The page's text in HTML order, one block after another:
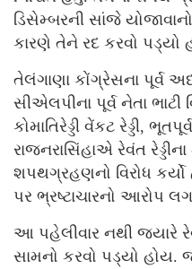
ડિસેમ્બરની સાંજે યોજાવાનો
કારણે તેને રદ કરવો પડ્યો
તેલંગાણા કોંગ્રેસના પૂર્વ
સીએલપીના પૂર્વ નેતા ભાટી
કોમાતિરેડ્ડી વેંકટ રેડ્ડી,
રાજનરાસિંહાએ રેવંત
શપથગ્રહણનો વિરોધ
પર ભ્રષ્ટાચારનો આરોપ
આ પહેલીવાર નથી જ્યારે
સામનો કરવો પડ્યો હોય.